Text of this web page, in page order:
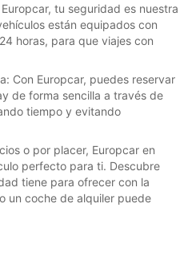
tu seguridad es nuestra
están equipados con
horas, para que viajes con
Con Europcar, puedes reservar
de forma sencilla a través de
tiempo y evitando
o por placer, Europcar en
perfecto para ti. Descubre
tiene para ofrecer con la
un coche de alquiler puede